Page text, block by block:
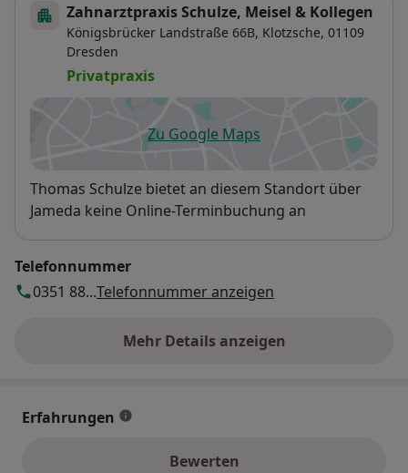
Zahnarztpraxis Schulze, Meisel & Kollegen
Königsbrücker Landstraße 66B, Klotzsche, 01109
Dresden
Privatpraxis
Zu Google Mapsöffnet in einer neuen
Verfügbarkeit
Thomas Schulze bietet an diesem Standort über
Jameda keine Online-Terminbuchung an
Telefonnummer
0351 88...Telefonnummer anzeigen
Mehr Details anzeigen
über die Adresse
Erfahrungen
Bewerten